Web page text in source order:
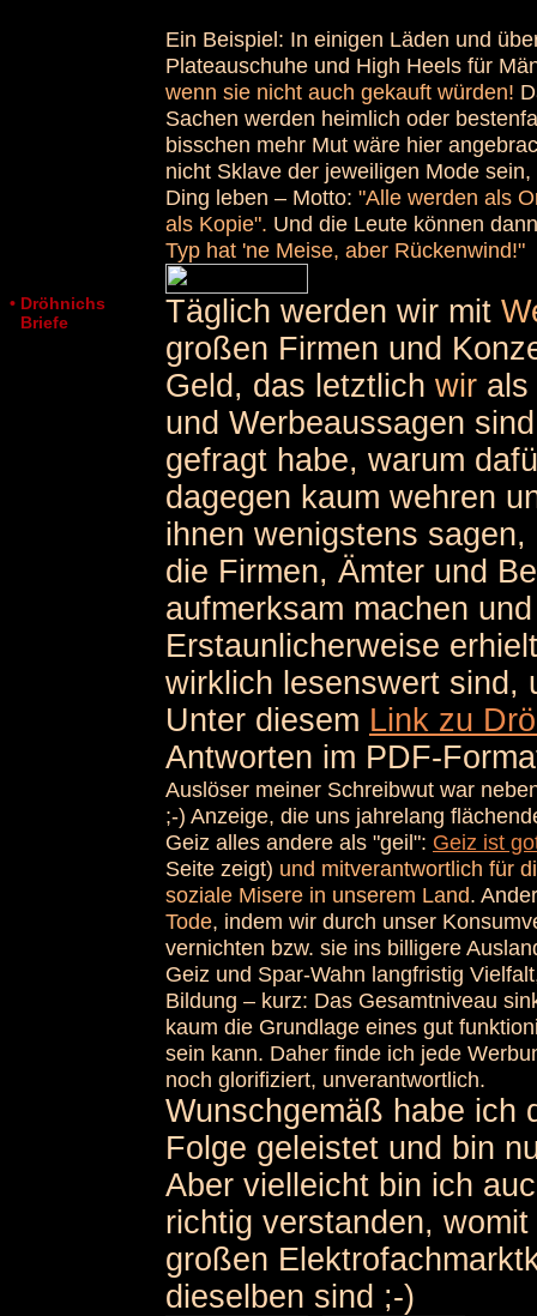
Ein Beispiel: In einigen Läden und
Plateauschuhe und High Heels für
wenn sie nicht auch gekauft würden!
Sachen werden heimlich oder
bisschen mehr Mut wäre hier
nicht Sklave der jeweiligen Mode
Ding leben – Motto: "Alle werden als
als Kopie". Und die Leute können
Typ hat 'ne Meise, aber Rückenwind!"
• Dröhnichs
Briefe Täglich werden wir mit
großen Firmen und
Geld, das letztlich wir als
und Werbeaussagen
gefragt habe, warum
dagegen kaum wehren
ihnen wenigstens
die Firmen, Ämter und
aufmerksam machen
Erstaunlicherweise
wirklich lesenswert sind,
Unter diesem Link zu
Antworten im PDF-
Auslöser meiner Schreibwut war
;-) Anzeige, die uns jahrelang
Geiz alles andere als "geil": Geiz ist
Seite zeigt) und mitverantwortlich für
soziale Misere in unserem Land.
Tode, indem wir durch unser
vernichten bzw. sie ins billigere
Geiz und Spar-Wahn langfristig
Bildung – kurz: Das Gesamtniveau
kaum die Grundlage eines gut
sein kann. Daher finde ich jede
noch glorifiziert, unverantwortlich.
Wunschgemäß habe ich
Folge geleistet und bin
Aber vielleicht bin ich
richtig verstanden,
großen
dieselben sind ;-)